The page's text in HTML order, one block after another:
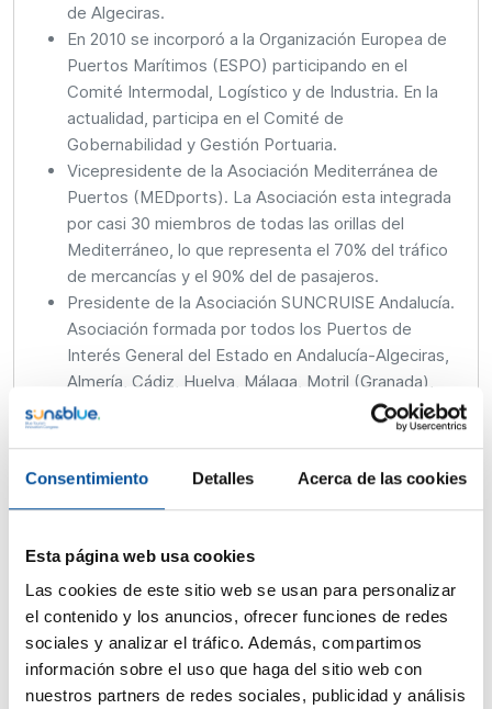
Consentimiento Detalles Acerca de las cookies
Esta página web usa cookies
Las cookies de este sitio web se usan para personalizar
el contenido y los anuncios, ofrecer funciones de redes
sociales y analizar el tráfico. Además, compartimos
información sobre el uso que haga del sitio web con
nuestros partners de redes sociales, publicidad y análisis
de Algeciras.
En 2010 se incorporó a la Organización Europea de
Puertos Marítimos (ESPO) participando en el
Comité Intermodal, Logístico y de Industria. En la
actualidad, participa en el Comité de
Gobernabilidad y Gestión Portuaria.
Vicepresidente de la Asociación Mediterránea de
Puertos (MEDports). La Asociación esta integrada
por casi 30 miembros de todas las orillas del
Mediterráneo, lo que representa el 70% del tráfico
de mercancías y el 90% del de pasajeros.
Presidente de la Asociación SUNCRUISE Andalucía.
Asociación formada por todos los Puertos de
Interés General del Estado en Andalucía-Algeciras,
Almería, Cádiz, Huelva, Málaga, Motril (Granada),
Sevilla-, y la Agencia Pública de Puertos de
Andalucía (APPA), así como por el Puerto de Ceuta
promocionar Andalucía y el Mar de Alborán como
destino de Cruceros y Deportes Náuticos.
acciones para promover y agregar valor a la
industria turística, náutica y de cruceros.
Colaborador docente del Máster en Gestión
Marítimo Portuaria de la Universidad de Cádiz así
como del Máster en Gestión y Planificación
Portuaria e Intermodalidad del Campus Portuario